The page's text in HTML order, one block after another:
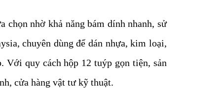
chọn nhờ khả năng bám dính nhanh, sử
chuyên dùng để dán nhựa, kim loại,
Với quy cách hộp 12 tuýp gọn tiện, sản
cửa hàng vật tư kỹ thuật.